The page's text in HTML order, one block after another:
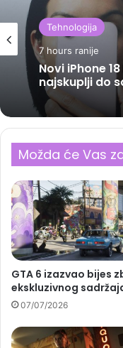
Tehnologija
7 hours ranije
Novi iPhone
najskuplji do
Možda će Vas
GTA 6 izazvao bijes
ekskluzivnog
07/07/2026